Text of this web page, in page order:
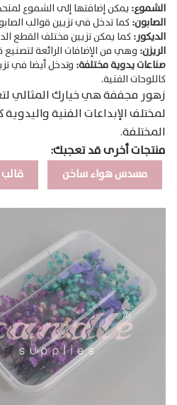
الشموع: يمكن إضافتها إلى الشموع
الصابون:كما تدخل في تزيين قوالب
الديكور:كما يمكن تزيين مختلف القطع
الريزن: وهي من الإضافات الرائعة
صناعات يدوية مختلفة: وتدخل أيضا في
كاللوحات الفنية.
زهور مجففة هي خيارك المثالي
لمختلف الإبداعات الفنية
المختلفة.
منتجات أخرى قد تعجبك:
مسدس هواء ساخن